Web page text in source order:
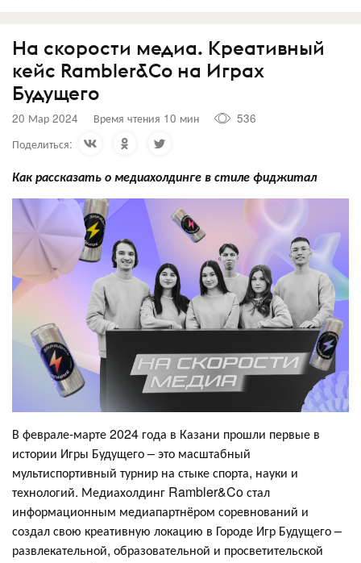
На скорости медиа. Креативный
кейс Rambler&Co на Играх
Будущего
20 Мар 2024 Время чтения 10 мин
536
Поделиться:
Как рассказать о медиахолдинге в стиле фиджитал
В феврале-марте 2024 года в Казани прошли первые в
истории Игры Будущего – это масштабный
мультиспортивный турнир на стыке спорта, науки и
технологий. Медиахолдинг Rambler&Co стал
информационным медиапартнёром соревнований и
создал свою креативную локацию в Городе Игр Будущего –
развлекательной, образовательной и просветительской